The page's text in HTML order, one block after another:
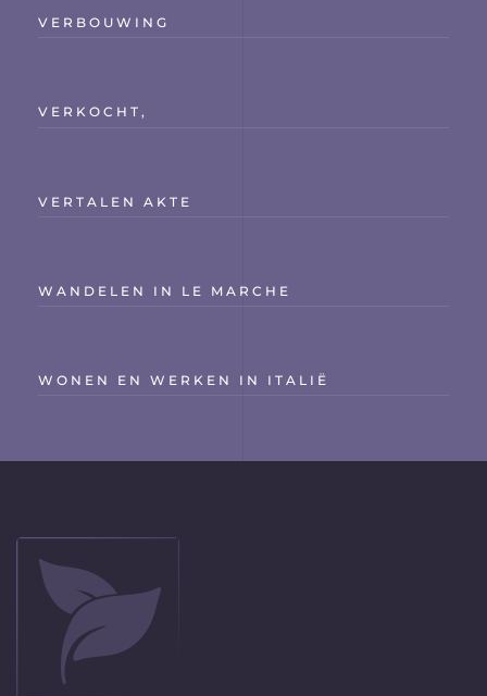
VERBOUWING
VERKOCHT,
VERTALEN AKTE
WANDELEN IN LE MARCHE
WONEN EN WERKEN IN ITALIË